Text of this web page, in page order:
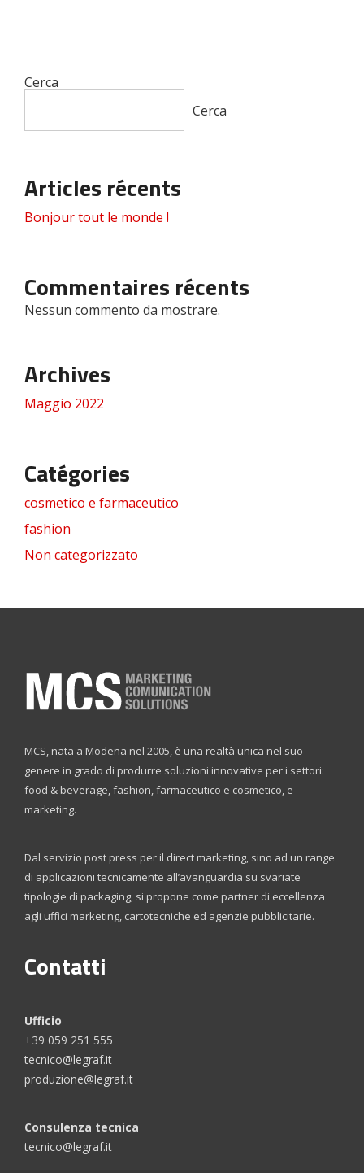
Cerca
Cerca
Articles récents
Bonjour tout le monde !
Commentaires récents
Nessun commento da mostrare.
Archives
Maggio 2022
Catégories
cosmetico e farmaceutico
fashion
Non categorizzato
MCS, nata a Modena nel 2005, è una realtà unica nel suo
genere in grado di produrre soluzioni innovative per i settori:
food & beverage, fashion, farmaceutico e cosmetico, e
marketing.
Dal servizio post press per il direct marketing, sino ad un range
di applicazioni tecnicamente all’avanguardia su svariate
tipologie di packaging, si propone come partner di eccellenza
agli uffici marketing, cartotecniche ed agenzie pubblicitarie.
Contatti
Ufficio
+39 059 251 555
tecnico@legraf.it
produzione@legraf.it
Consulenza tecnica
tecnico@legraf.it